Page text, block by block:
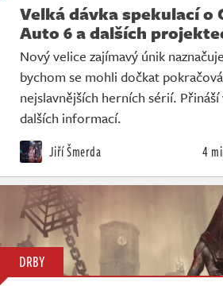
Databáze
Komunita
Redakce
Živě
Velká dávka spekulací o
Auto 6 a dalších
Nový velice zajímavý únik
bychom se mohli dočkat
nejslavnějších herních sérií. Přináší
dalších informací.
Jiří Šmerda 4
DRBY